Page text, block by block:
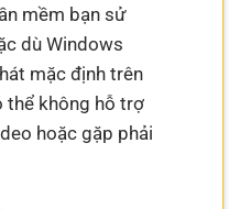
mềm bạn sử
dù Windows
mặc định trên
thể không hỗ trợ
hoặc gặp phải